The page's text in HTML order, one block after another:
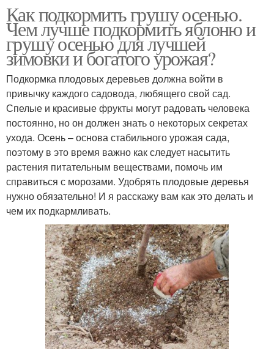
Как подкормить грушу осенью.
Чем лучше подкормить яблоню и
грушу осенью для лучшей
зимовки и богатого урожая?
Подкормка плодовых деревьев должна войти в
привычку каждого садовода, любящего свой сад.
Спелые и красивые фрукты могут радовать человека
постоянно, но он должен знать о некоторых секретах
ухода. Осень – основа стабильного урожая сада,
поэтому в это время важно как следует насытить
растения питательным веществами, помочь им
справиться с морозами. Удобрять плодовые деревья
нужно обязательно! И я расскажу вам как это делать и
чем их подкармливать.